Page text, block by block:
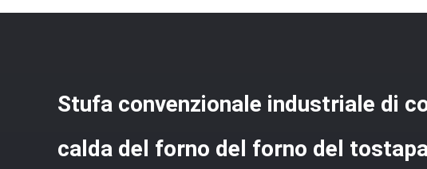
Stufa convenzionale industriale di
calda del forno del forno del